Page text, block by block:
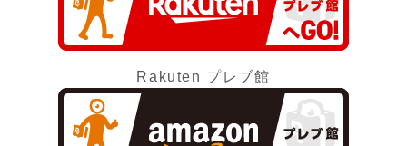
Rakuten プレブ館